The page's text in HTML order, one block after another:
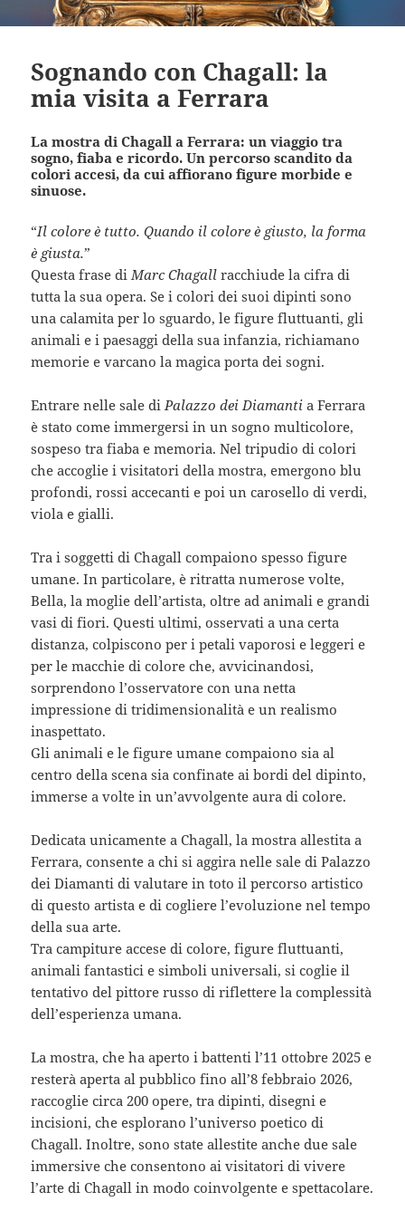
Sognando con Chagall: la
mia visita a Ferrara
La mostra di Chagall a Ferrara: un viaggio tra
sogno, fiaba e ricordo. Un percorso scandito da
colori accesi, da cui affiorano figure morbide e
sinuose.
“Il colore è tutto. Quando il colore è giusto, la forma
è giusta.”
Questa frase diMarc Chagall racchiude la cifra di
tutta la sua opera. Se i colori dei suoi dipinti sono
una calamita per lo sguardo, le figure fluttuanti, gli
animali e i paesaggi della sua infanzia, richiamano
memorie e varcano la magica porta dei sogni.
Entrare nelle sale diPalazzo dei Diamanti a Ferrara
è stato come immergersi in un sogno multicolore,
sospeso tra fiaba e memoria. Nel tripudio di colori
che accoglie i visitatori della mostra, emergono blu
profondi, rossi accecanti e poi un carosello di verdi,
viola e gialli.
Tra i soggetti di Chagall compaiono spesso figure
umane. In particolare, è ritratta numerose volte,
Bella, la moglie dell’artista, oltre ad animali e grandi
vasi di fiori. Questi ultimi, osservati a una certa
distanza, colpiscono per i petali vaporosi e leggeri e
per le macchie di colore che, avvicinandosi,
sorprendono l’osservatore con una netta
impressione di tridimensionalità e un realismo
inaspettato.
Gli animali e le figure umane compaiono sia al
centro della scena sia confinate ai bordi del dipinto,
immerse a volte in un’avvolgente aura di colore.
Dedicata unicamente a Chagall, la mostra allestita a
Ferrara, consente a chi si aggira nelle sale di Palazzo
dei Diamanti di valutare in toto il percorso artistico
di questo artista e di cogliere l’evoluzione nel tempo
della sua arte.
Tra campiture accese di colore, figure fluttuanti,
animali fantastici e simboli universali, si coglie il
tentativo del pittore russo di riflettere la complessità
dell’esperienza umana.
La mostra, che ha aperto i battenti l’11 ottobre 2025 e
resterà aperta al pubblico fino all’8 febbraio 2026,
raccoglie circa 200 opere, tra dipinti, disegni e
incisioni, che esplorano l’universo poetico di
Chagall. Inoltre, sono state allestite anche due sale
immersive che consentono ai visitatori di vivere
l’arte di Chagall in modo coinvolgente e spettacolare.